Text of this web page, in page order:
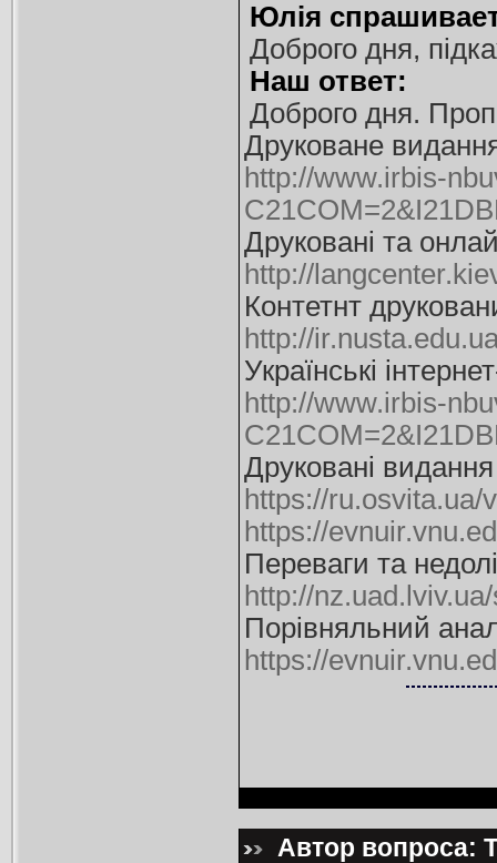
Юлія
Доброго дня,
Наш ответ:
Доброго дня.
Друковане
http://www.irbis-
Друковані та
http://
Контетнт
http://
Українські
http://www.irbis-
Друковані
https://
https://
Переваги та
http://
Порівняльний
https://
Автор вопроса: